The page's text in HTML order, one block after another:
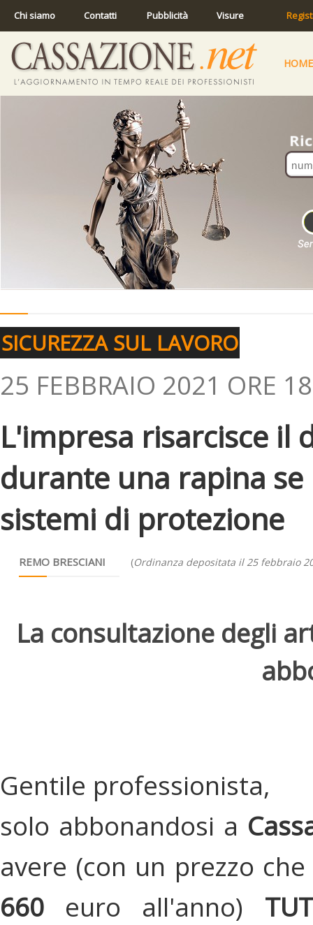
Chi siamo Contatti Pubblicità Visure
HOME
SICUREZZA SUL LAVORO
25 FEBBRAIO 2021 ORE
L'impresa risarcisce il
durante una rapina
sistemi di protezione
REMO BRESCIANI (Ordinanza depositata il 25 febbraio
La consultazione degli
Gentile professionista,
solo abbonandosi a
avere (con un prezzo
660 euro all'anno)